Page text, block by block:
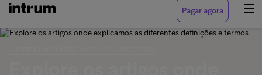
Pagar agora